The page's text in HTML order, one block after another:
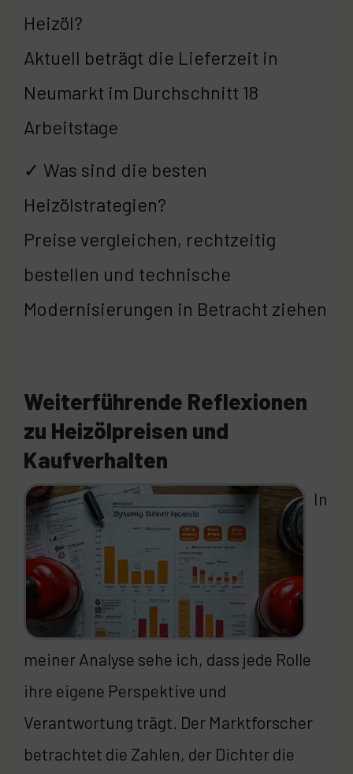
Heizöl?
Aktuell beträgt die Lieferzeit in
Neumarkt im Durchschnitt 18
Arbeitstage
✓ Was sind die besten
Heizölstrategien?
Preise vergleichen, rechtzeitig
bestellen und technische
Modernisierungen in Betracht ziehen
Weiterführende Reflexionen
zu Heizölpreisen und
Kaufverhalten
In
meiner Analyse sehe ich, dass jede Rolle
ihre eigene Perspektive und
Verantwortung trägt. Der Marktforscher
betrachtet die Zahlen, der Dichter die